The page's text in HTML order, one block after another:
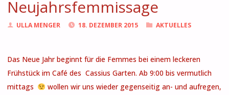
Neujahrsfemmissage
ULLA MENGER 18. DEZEMBER 2015 AKTUELLES
Das Neue Jahr beginnt für die Femmes bei einem leckeren
Frühstück im Café des Cassius Garten. Ab 9:00 bis vermutlich
mittags
wollen wir uns wieder gegenseitig an- und aufregen,